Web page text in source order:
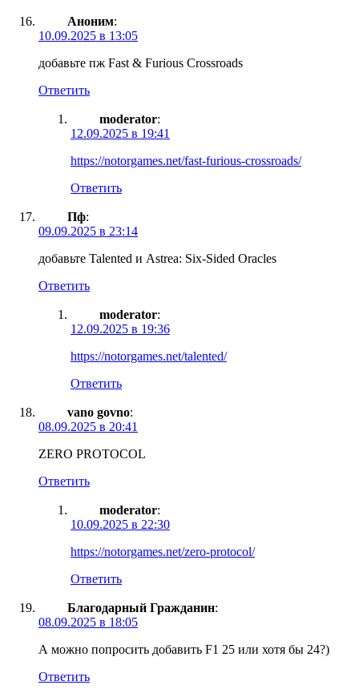
Аноним:
10.09.2025 в 13:05
добавьте пж Fast & Furious Crossroads
Ответить
moderator:
12.09.2025 в 19:41
https://notorgames.net/fast-furious-crossroads/
Ответить
Пф:
09.09.2025 в 23:14
добавьте Talented и Astrea: Six-Sided Oracles
Ответить
moderator:
12.09.2025 в 19:36
https://notorgames.net/talented/
Ответить
vano govno:
08.09.2025 в 20:41
ZERO PROTOCOL
Ответить
moderator:
10.09.2025 в 22:30
https://notorgames.net/zero-protocol/
Ответить
Благодарный Гражданин:
08.09.2025 в 18:05
А можно попросить добавить F1 25 или хотя бы 24?)
Ответить